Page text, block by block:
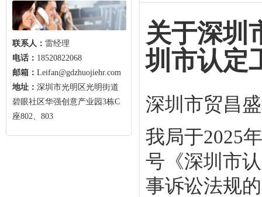
联系人： 雷经理
电话： 18520822068
邮箱： Leifan@gdzhuojiehr.com
地址： 深圳市光明区光明街道
碧眼社区华强创意产业园3栋C
座802、803
关于深圳
圳市认定
深圳市贸昌
我局于2025
号《深圳市
事诉讼法规